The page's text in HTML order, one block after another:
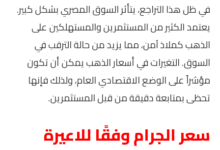
في ظل هذا التراجع، يتأثر السوق المصري بشكل كبير.
يعتمد الكثير من المستثمرين والمستهلكين على
الذهب كملاذ آمن، مما يزيد من حالة الترقب في
السوق. التغيرات في أسعار الذهب يمكن أن تكون
مؤشراً على الوضع الاقتصادي العام، ولذلك فإنها
تحظى بمتابعة دقيقة من قبل المستثمرين.
سعر الجرام وفقًا للاعيرة